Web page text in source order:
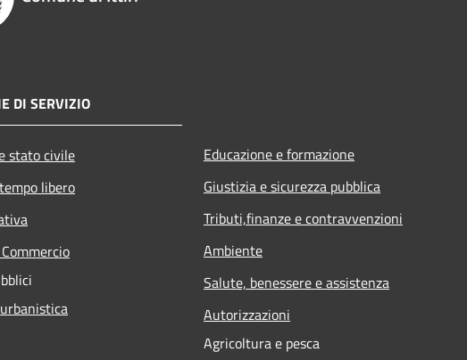
DI SERVIZIO
stato civile
libero
Educazione e formazione
Giustizia e sicurezza pubblica
Tributi,finanze e contravvenzioni
Ambiente
Salute, benessere e assistenza
Autorizzazioni
Agricoltura e pesca